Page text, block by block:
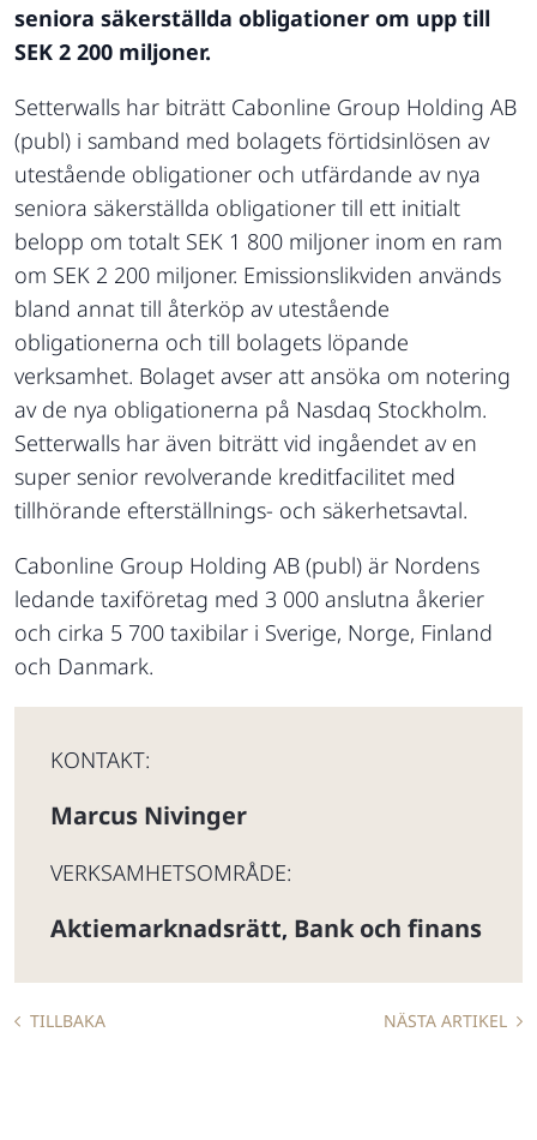
seniora säkerställda obligationer om upp till
SEK 2 200 miljoner.
Setterwalls har biträtt Cabonline Group Holding AB
(publ) i samband med bolagets förtidsinlösen av
utestående obligationer och utfärdande av nya
seniora säkerställda obligationer till ett initialt
belopp om totalt SEK 1 800 miljoner inom en ram
om SEK 2 200 miljoner. Emissionslikviden används
bland annat till återköp av utestående
obligationerna och till bolagets löpande
verksamhet. Bolaget avser att ansöka om notering
av de nya obligationerna på Nasdaq Stockholm.
Setterwalls har även biträtt vid ingåendet av en
super senior revolverande kreditfacilitet med
tillhörande efterställnings- och säkerhetsavtal.
Cabonline Group Holding AB (publ) är Nordens
ledande taxiföretag med 3 000 anslutna åkerier
och cirka 5 700 taxibilar i Sverige, Norge, Finland
och Danmark.
KONTAKT:
Marcus Nivinger
VERKSAMHETSOMRÅDE:
Aktiemarknadsrätt, Bank och finans
TILLBAKA NÄSTA ARTIKEL